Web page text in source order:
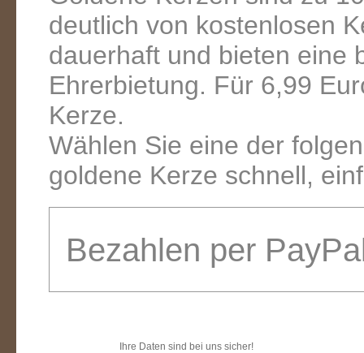
deutlich von kostenlosen
dauerhaft und bieten eine
Ehrerbietung. Für 6,99
Kerze.
Wählen Sie eine der
goldene Kerze schnell,
Bezahlen per
Ihre Daten sind bei uns sicher!